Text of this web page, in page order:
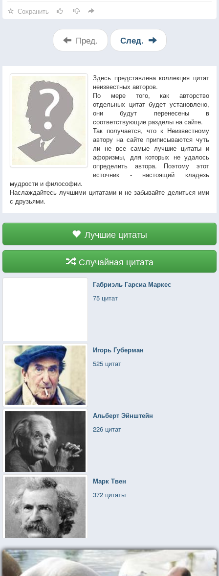
Сохранить
Пред. След.
Здесь представлена коллекция цитат
неизвестных авторов.
По мере того, как авторство
отдельных цитат будет установлено,
они будут перенесены в
соответствующие разделы на сайте.
Так получается, что к Неизвестному
автору на сайте приписываются чуть
ли не все самые лучшие цитаты и
афоризмы, для которых не удалось
определить автора. Поэтому этот
источник - настоящий кладезь
мудрости и философии.
Наслаждайтесь лучшими цитатами и не забывайте делиться ими
с друзьями.
Лучшие цитаты
Случайная цитата
Габриэль Гарсиа Маркес
75 цитат
Игорь Губерман
525 цитат
Альберт Эйнштейн
226 цитат
Марк Твен
372 цитаты